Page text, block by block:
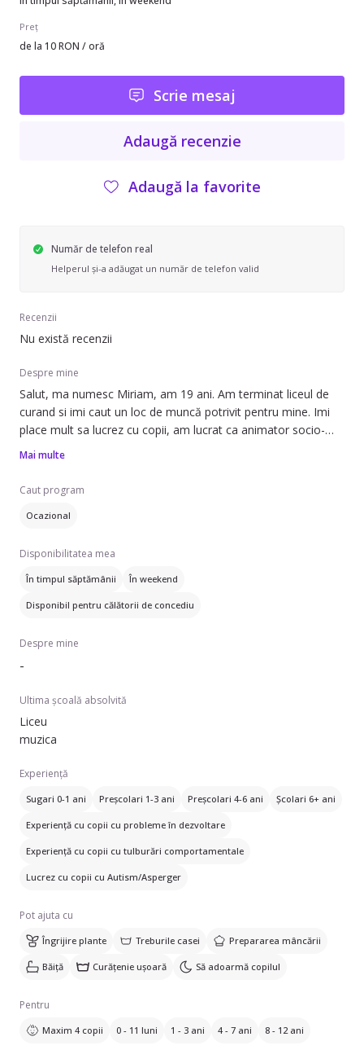
Preț
de la 10 RON / oră
Scrie mesaj
Adaugă recenzie
Adaugă la favorite
Număr de telefon real
Helperul și-a adăugat un număr de telefon valid
Recenzii
Nu există recenzii
Despre mine
Salut, ma numesc Miriam, am 19 ani. Am terminat liceul de
curand si imi caut un loc de muncă potrivit pentru mine. Imi
place mult sa lucrez cu copii, am lucrat ca animator socio-
educativ timp de un an. Am foarte muli nepotei de care am
Mai multe
Caut program
Ocazional
Disponibilitatea mea
În timpul săptămânii În weekend
Disponibil pentru călătorii de concediu
Despre mine
-
Ultima școală absolvită
Liceu
muzica
Experiență
Sugari 0-1 ani Preșcolari 1-3 ani Preșcolari 4-6 ani Școlari 6+ ani
Experiență cu copii cu probleme în dezvoltare
Experiență cu copii cu tulburări comportamentale
Lucrez cu copii cu Autism/Asperger
Pot ajuta cu
Îngrijire plante Treburile casei Prepararea mâncării
Băiță Curățenie ușoară Să adoarmă copilul
Pentru
Maxim 4 copii 0 - 11 luni 1 - 3 ani 4 - 7 ani 8 - 12 ani